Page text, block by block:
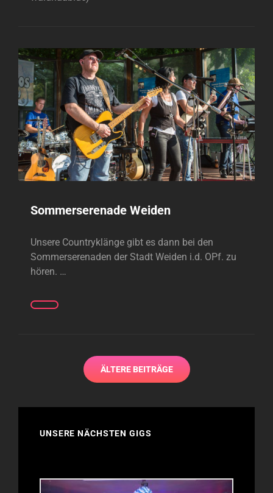
Sommerserenade Weiden
Unsere Countryklänge gibt es dann bei den
Sommerserenaden der Stadt Weiden i.d. OPf. zu
hören. …
SOMMERSERENADE
BeitragsnavigationÄLTERE BEITRÄGE
UNSERE NÄCHSTEN GIGS